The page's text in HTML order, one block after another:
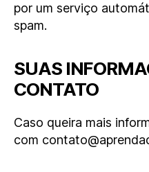
por um serviço
spam.
SUAS
CONTATO
Caso queira mais
com